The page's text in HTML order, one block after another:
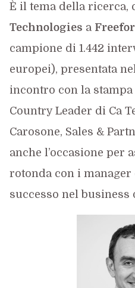
È il tema della ricerca,
Technologies a
campione di 1.442
europei), presentata
incontro con la
Country Leader di Ca
Carosone, Sales &
anche l’occasione per
rotonda con i
successo nel business